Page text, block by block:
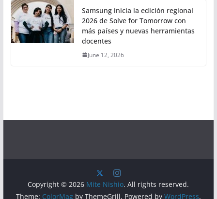
Samsung inicia la edición regional
2026 de Solve for Tomorrow con
más países y nuevas herramientas
docentes
June 12, 2026
Copyright © 2026 Mite Nishio. All rights reserved.
Theme: ColorMagby ThemeGrill. Powered by WordPress.